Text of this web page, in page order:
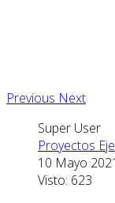
Previous Next
Super User
Proyectos
10 Mayo 2021
Visto: 623